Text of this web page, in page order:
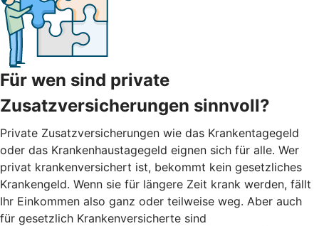
Für wen sind private
Zusatzversicherungen sinnvoll?
Private Zusatzversicherungen wie das Krankentagegeld
oder das Krankenhaustagegeld eignen sich für alle. Wer
privat krankenversichert ist, bekommt kein gesetzliches
Krankengeld. Wenn sie für längere Zeit krank werden, fällt
Ihr Einkommen also ganz oder teilweise weg. Aber auch
für gesetzlich Krankenversicherte sind